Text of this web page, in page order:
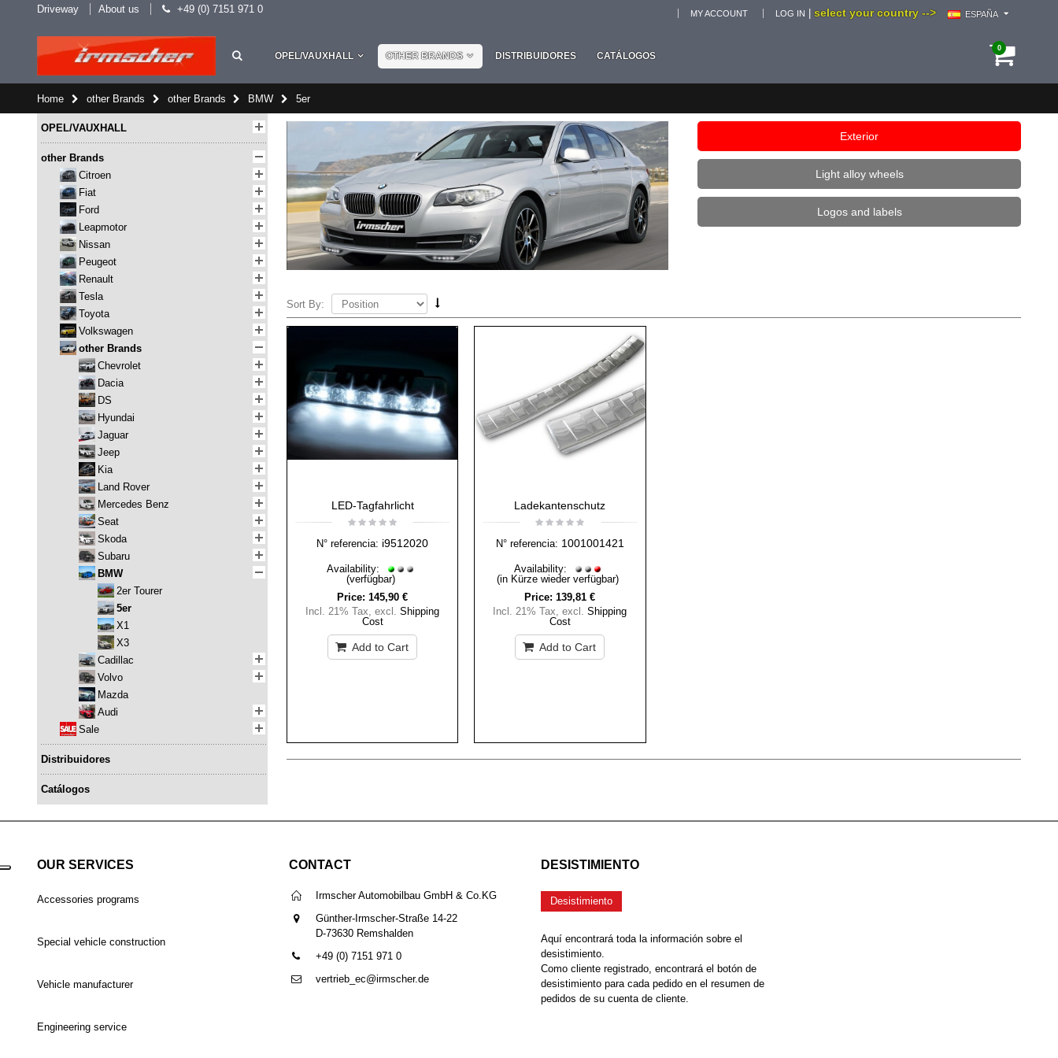
Driveway About us +49 (0) 7151 971 0 select your country --> ESPAÑA
MY ACCOUNT LOG IN
0
OPEL/VAUXHALL OTHER BRANDS DISTRIBUIDORES CATÁLOGOS
Home other Brands other Brands BMW 5er
Exterior
Light alloy wheels
Logos and labels
Sort By:
LED-Tagfahrlicht
N° referencia: i9512020
Availability:
(verfügbar)
Price: 145,90 €
Incl. 21% Tax,excl.Shipping
Cost
Add to Cart
Ladekantenschutz
N° referencia: 1001001421
Availability:
(in Kürze wieder verfügbar)
Price: 139,81 €
Incl. 21% Tax,excl.Shipping
Cost
Add to Cart
OPEL/VAUXHALL
other Brands
Citroen
Fiat
Ford
Leapmotor
Nissan
Peugeot
Renault
Tesla
Toyota
Volkswagen
other Brands
Chevrolet
Dacia
DS
Hyundai
Jaguar
Jeep
Kia
Land Rover
Mercedes Benz
Seat
Skoda
Subaru
BMW
2er Tourer
5er
X1
X3
Cadillac
Volvo
Mazda
Audi
Sale
Distribuidores
Catálogos
OUR SERVICES
Accessories programs
Special vehicle construction
Vehicle manufacturer
Engineering service
CONTACT
Irmscher Automobilbau GmbH & Co.KG
Günther-Irmscher-Straße 14-22
D-73630 Remshalden
+49 (0) 7151 971 0
vertrieb_ec@irmscher.de
DESISTIMIENTO
Desistimiento
Aquí encontrará toda la información sobre el
desistimiento.
Como cliente registrado, encontrará el botón de
desistimiento para cada pedido en el resumen de
pedidos de su cuenta de cliente.